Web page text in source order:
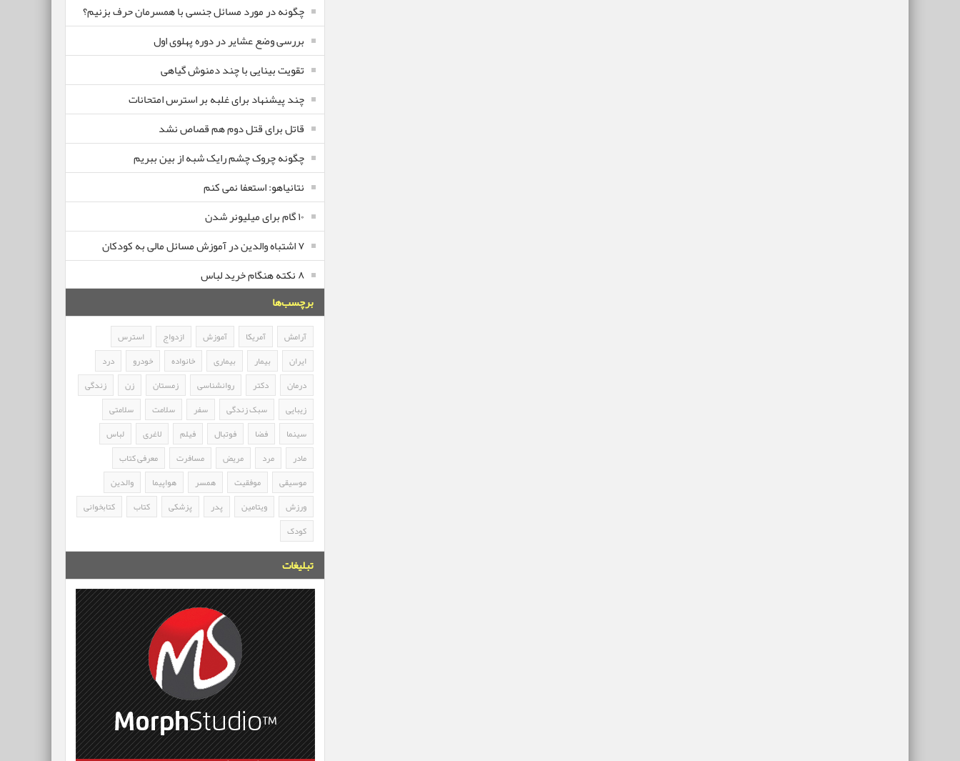
چگونه در مورد مسائل جنسی با همسرمان حرف بزنیم؟
بررسی وضع عشایر در دوره پهلوی اول
تقویت بینایی با چند دمنوش گیاهی
چند پیشنهاد برای غلبه بر استرس امتحانات
قاتل برای قتل دوم هم قصاص نشد
چگونه چروک چشم رایک شبه از بین ببریم
نتانیاهو: استعفا نمی کنم
۱۰ گام برای میلیونر شدن
۷ اشتباه والدین در آموزش مسائل مالی به کودکان
۸ نکته هنگام خرید لباس
برچسب‌ها
آرامش آمریکا آموزش ازدواج
استرس
ایران
بیمار بیماری خانواده خودرو
درد
درمان
دکتر روانشناسی زمستان زن
زندگی
زیبایی
سبک زندگی سفر سلامت
سلامتی
سینما
فضا فوتبال فیلم لاغری
لباس
مادر
مرد مریض مسافرت
معرفی کتاب
موسیقی
موفقیت همسر هواپیما
والدین
ورزش
ویتامین پدر پزشکی کتاب
کتابخوانی
کودک
تبلیغات